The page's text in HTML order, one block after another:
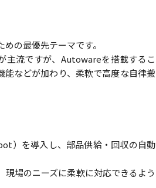
の最優先テーマです。
主流ですが、Autowareを搭載するこ
などが加わり、柔軟で高度な自律搬
）を導入し、部品供給・回収の自動
場のニーズに柔軟に対応できるよう